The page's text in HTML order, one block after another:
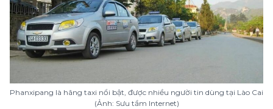
Phanxipang là hãng taxi nổi bật, được nhiều người tin dùng tại Lào Cai
(Ảnh: Sưu tầm Internet)